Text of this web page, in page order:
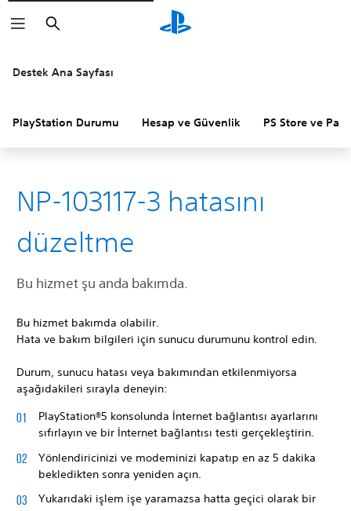
Arama
Destek Ana Sayfası
PlayStation Durumu Hesap ve Güvenlik PS Store ve
NP-103117-3 hatasını
düzeltme
Bu hizmet şu anda bakımda.
Bu hizmet bakımda olabilir.
Hata ve bakım bilgileri için sunucu durumunu kontrol edin.
Durum, sunucu hatası veya bakımından etkilenmiyorsa
aşağıdakileri sırayla deneyin:
PlayStation®5 konsolunda İnternet bağlantısı ayarlarını
sıfırlayın ve bir İnternet bağlantısı testi gerçekleştirin.
Yönlendiricinizi ve modeminizi kapatıp en az 5 dakika
bekledikten sonra yeniden açın.
Yukarıdaki işlem işe yaramazsa hatta geçici olarak bir